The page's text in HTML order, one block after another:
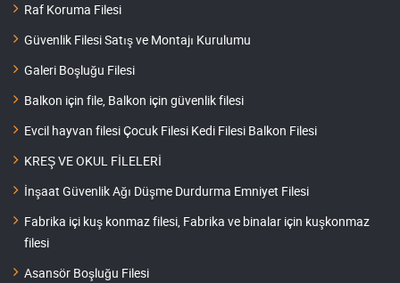
Raf Koruma Filesi
Güvenlik Filesi Satış ve Montajı Kurulumu
Galeri Boşluğu Filesi
Balkon için file, Balkon için güvenlik filesi
Evcil hayvan filesi Çocuk Filesi Kedi Filesi Balkon Filesi
KREŞ VE OKUL FİLELERİ
İnşaat Güvenlik Ağı Düşme Durdurma Emniyet Filesi
Fabrika içi kuş konmaz filesi, Fabrika ve binalar için kuşkonmaz
filesi
Asansör Boşluğu Filesi